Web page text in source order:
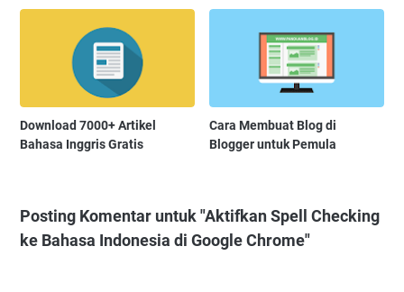
Download 7000+ Artikel
Bahasa Inggris Gratis
Cara Membuat Blog di
Blogger untuk Pemula
Posting Komentar untuk "Aktifkan Spell Checking
ke Bahasa Indonesia di Google Chrome"